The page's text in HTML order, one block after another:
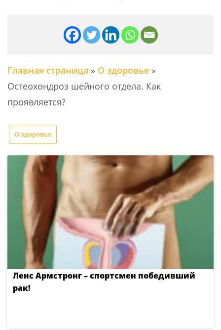
Главная страница » О здоровье »
Остеохондроз шейного отдела. Как
проявляется?
О здоровье
Ленс Армстронг – спортсмен победивший
рак!